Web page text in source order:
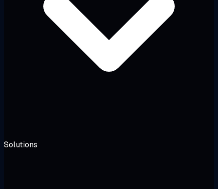
Solutions